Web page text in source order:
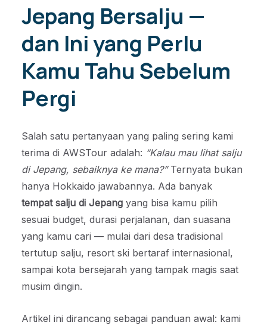
Jepang Bersalju —
dan Ini yang Perlu
Kamu Tahu Sebelum
Pergi
Salah satu pertanyaan yang paling sering kami
terima di AWSTour adalah: “Kalau mau lihat salju
di Jepang, sebaiknya ke mana?”Ternyata bukan
hanya Hokkaido jawabannya. Ada banyak
tempat salju di Jepang yang bisa kamu pilih
sesuai budget, durasi perjalanan, dan suasana
yang kamu cari — mulai dari desa tradisional
tertutup salju, resort ski bertaraf internasional,
sampai kota bersejarah yang tampak magis saat
musim dingin.
Artikel ini dirancang sebagai panduan awal: kami